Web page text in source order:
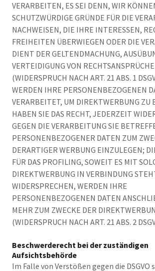
VERARBEITEN, ES SEI DENN, WIR
SCHUTZWÜRDIGE GRÜNDE FÜR DIE
NACHWEISEN, DIE IHRE INTERESSEN,
FREIHEITEN ÜBERWIEGEN ODER DIE
DIENT DER GELTENDMACHUNG,
VERTEIDIGUNG VON
(WIDERSPRUCH NACH ART. 21 ABS. 1
WERDEN IHRE PERSONENBEZOGENEN
VERARBEITET, UM DIREKTWERBUNG ZU
HABEN SIE DAS RECHT, JEDERZEIT
GEGEN DIE VERARBEITUNG SIE
PERSONENBEZOGENER DATEN ZUM
DERARTIGER WERBUNG EINZULEGEN;
FÜR DAS PROFILING, SOWEIT ES MIT
DIREKTWERBUNG IN VERBINDUNG
WIDERSPRECHEN, WERDEN IHRE
PERSONENBEZOGENEN DATEN
MEHR ZUM ZWECKE DER
(WIDERSPRUCH NACH ART. 21 ABS. 2
Beschwerderecht bei der zuständigen
Aufsichtsbehörde
Im Falle von Verstößen gegen die DSGVO